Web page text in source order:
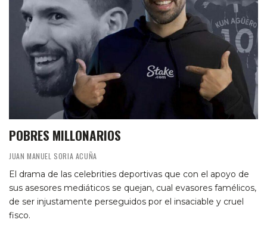
POBRES MILLONARIOS
JUAN MANUEL SORIA ACUÑA
El drama de las celebrities deportivas que con el apoyo de
sus asesores mediáticos se quejan, cual evasores famélicos,
de ser injustamente perseguidos por el insaciable y cruel
fisco.